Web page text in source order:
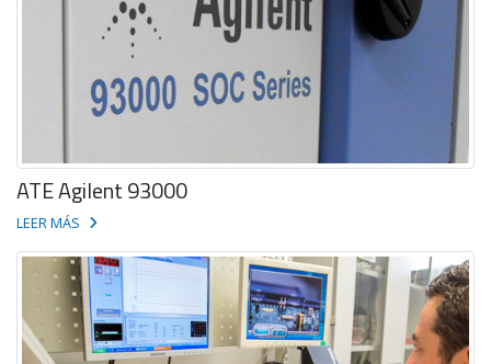
ATE Agilent 93000
LEER MÁS